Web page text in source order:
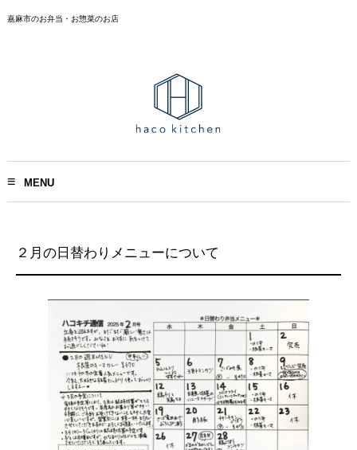
嘉麻市のお弁当・お惣菜のお店
MENU
２月の日替わりメニューについて